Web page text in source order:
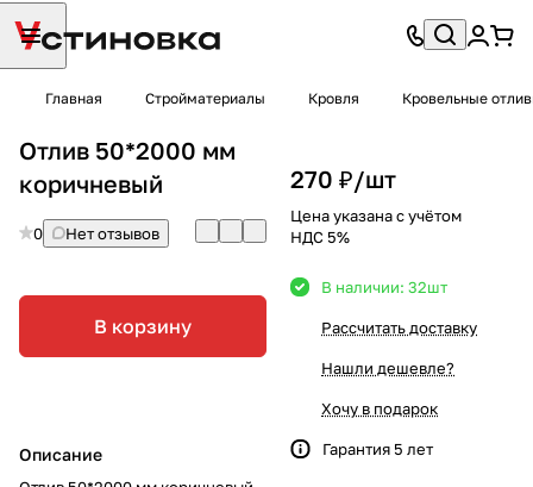
Главная Стройматериалы Кровля Кровельные
Отлив 50*2000 мм
коричневый
0 Нет отзывов
В корзину
Описание
270 ₽/шт
Цена указана с учётом
НДС 5%
В наличии: 32шт
Рассчитать доставку
Нашли дешевле?
Хочу в подарок
Гарантия 5 лет